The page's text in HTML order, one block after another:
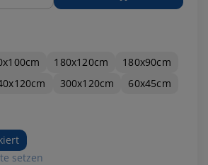
180x120cm
180x90cm
300x120cm
60x45cm
setzen